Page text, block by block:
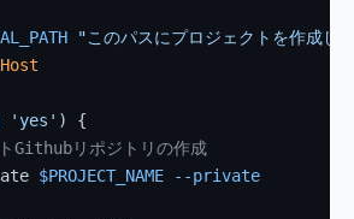
"このパスにプロジェクトを作成し
'yes' ) {
Githubリポジトリの作成
$PROJECT_NAME --private